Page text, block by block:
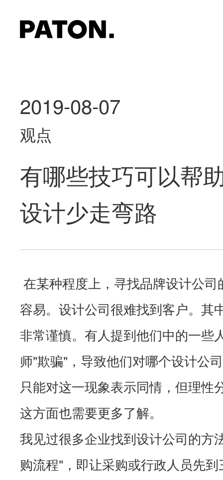
2019-08-07
观点
有哪些技巧可以帮
设计少走弯路
在某种程度上，寻找品牌设计公司
容易。 设计公司很难找到客户。其
非常谨慎。有人提到他们中的一些
师"欺骗"，导致他们对哪个设计公
只能对这一现象表示同情，但理性
这方面也需要更多了解。
我见过很多企业找到设计公司的方
购流程"，即让采购或行政人员先